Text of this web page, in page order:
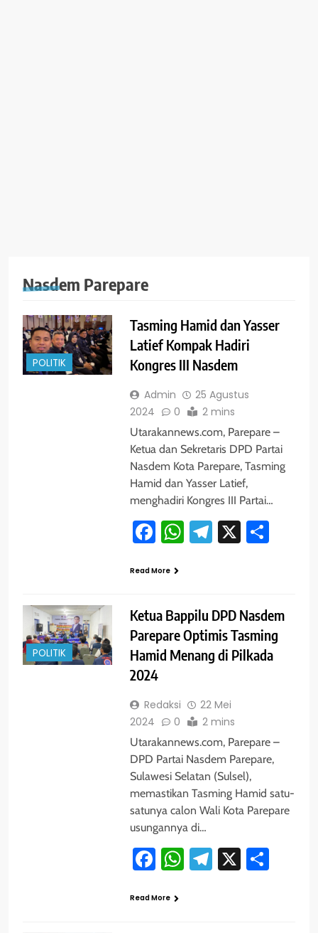
Nasdem Parepare
POLITIK
Tasming Hamid dan Yasser
Latief Kompak Hadiri
Kongres III Nasdem
Admin
25 Agustus
2024
0 2 mins
Utarakannews.com, Parepare –
Ketua dan Sekretaris DPD Partai
Nasdem Kota Parepare, Tasming
Hamid dan Yasser Latief,
menghadiri Kongres III Partai…
Facebook
WhatsApp
Telegram
X
Read More
POLITIK
Ketua Bappilu DPD Nasdem
Parepare Optimis Tasming
Hamid Menang di Pilkada
2024
Redaksi
22 Mei
2024
0 2 mins
Utarakannews.com, Parepare –
DPD Partai Nasdem Parepare,
Sulawesi Selatan (Sulsel),
memastikan Tasming Hamid satu-
satunya calon Wali Kota Parepare
usungannya di…
Facebook
WhatsApp
Telegram
X
Read More